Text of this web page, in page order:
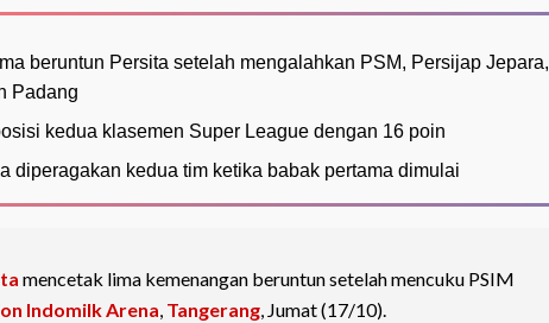
beruntun Persita setelah mengalahkan PSM, Persijap Jepara,
Padang
kedua klasemen Super League dengan 16 poin
diperagakan kedua tim ketika babak pertama dimulai
mencetak lima kemenangan beruntun setelah mencuku PSIM
Indomilk Arena, Tangerang, Jumat (17/10).